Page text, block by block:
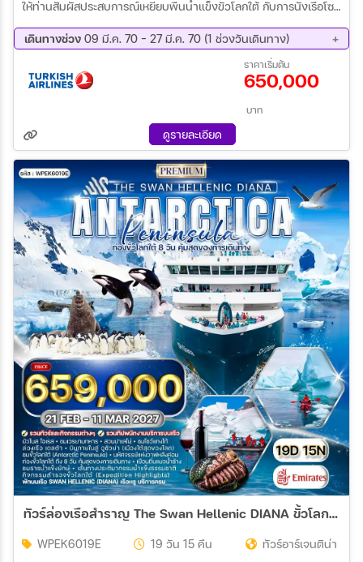
ให้ท่านสัมผัสประสบการณ์เหยียบพื้นน้ำแข็งขั้วโลกใต้ กับการนั่งเรือโซดิ
เดินทางช่วง 09 มี.ค. 70 - 27 มี.ค. 70 (1 ช่วงวันเดินทาง)
ราคาเริ่มต้น
650,000
บาท
ดูรายละเอียด
ทัวร์ล่องเรือสำราญ The Swan Hellenic DIANA ขั้วโลกใต้ 19 วัน (EK) 21 FEB - 11 MAR 27
WPEK6019E 19 วัน 15 คืน
ทัวร์อาร์เจนติน่า